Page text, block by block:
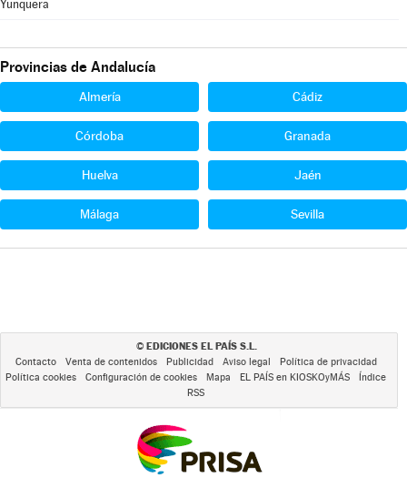
Yunquera
Provincias de Andalucía
Almería Cádiz
Córdoba Granada
Huelva Jaén
Málaga Sevilla
© EDICIONES EL PAÍS S.L.
Contacto Venta de contenidos Publicidad Aviso legal
Política de privacidad
Política cookies
Configuración de cookies Mapa EL PAÍS en KIOSKOyMÁS
Índice
RSS